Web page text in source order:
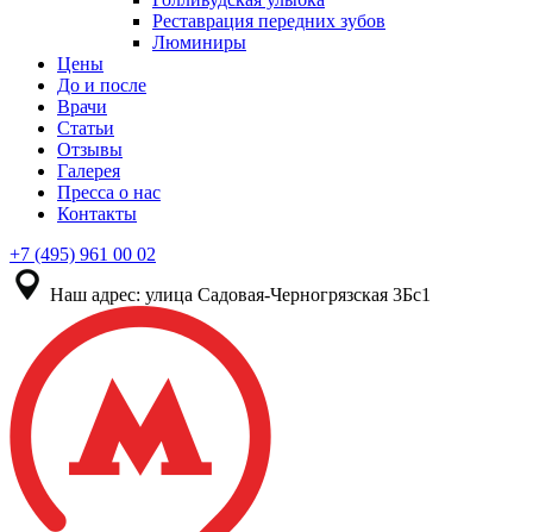
Реставрация передних зубов
Люминиры
Цены
До и после
Врачи
Статьи
Отзывы
Галерея
Пресса о нас
Контакты
+7 (495) 961 00 02
Наш адрес: улица Садовая-Черногрязская 3Бс1